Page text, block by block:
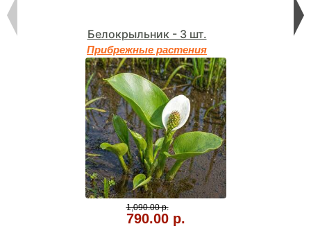
Белокрыльник - 3 шт.
Прибрежные растения
1,090.00 р.
790.00 р.